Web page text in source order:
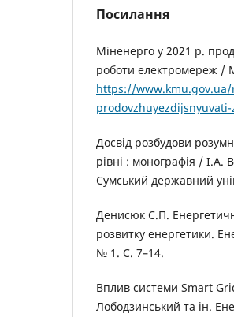
Посилання
Міненерго у 2021 р.
роботи електромереж /
https://
Досвід розбудови
рівні : монографія / І.А.
Сумський державний
Денисюк С.П.
розвитку енергетики.
№ 1. С. 7–14.
Вплив системи Smart
Лободзинський та ін.